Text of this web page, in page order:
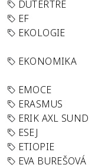
DUTERTRE
EF
EKOLOGIE
EKONOMIKA
EMOCE
ERASMUS
ERIK AXL SUND
ESEJ
ETIOPIE
EVA BUREŠOVÁ